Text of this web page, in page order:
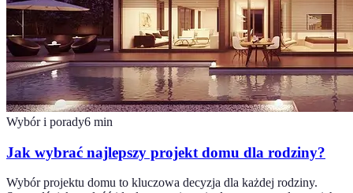
Wybór i porady6 min
Jak wybrać najlepszy projekt domu dla rodziny?
Wybór projektu domu to kluczowa decyzja dla każdej rodziny.